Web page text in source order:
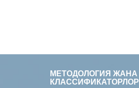
МЕТОДОЛОГИЯ ЖАНА
КЛАССИФИКАТОРЛОР